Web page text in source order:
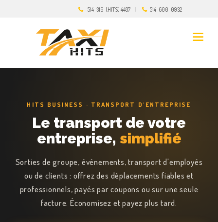
514-316-(HITS) 4487 514-600-0932
HITS BUSINESS · TRANSPORT D'ENTREPRISE
Le transport de votre
entreprise, simplifié
Sorties de groupe, événements, transport d'employés
ou de clients : offrez des déplacements fiables et
professionnels, payés par coupons ou sur une seule
facture. Économisez et payez plus tard.